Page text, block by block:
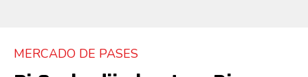
MERCADO DE PASES